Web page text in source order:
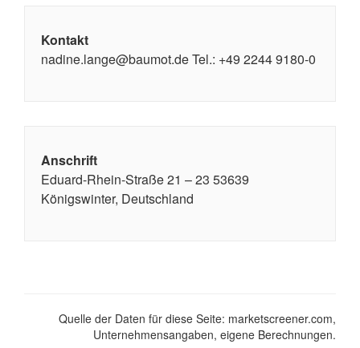
Kontakt
nadine.lange@baumot.de Tel.: +49 2244 9180-0
Anschrift
Eduard-Rhein-Straße 21 – 23 53639
Königswinter, Deutschland
Quelle der Daten für diese Seite: marketscreener.com,
Unternehmensangaben, eigene Berechnungen.